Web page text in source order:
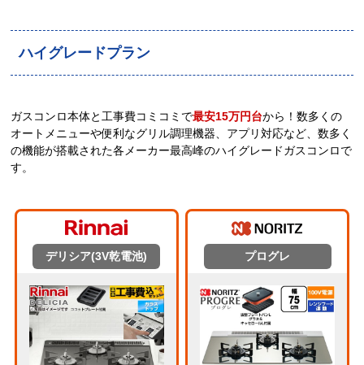
ハイグレードプラン
ガスコンロ本体と工事費コミコミで最安15万円台から！数多くの
オートメニューや便利なグリル調理機器、アプリ対応など、数多く
の機能が搭載された各メーカー最高峰のハイグレードガスコンロで
す。
デリシア(3V乾電池) プログレ